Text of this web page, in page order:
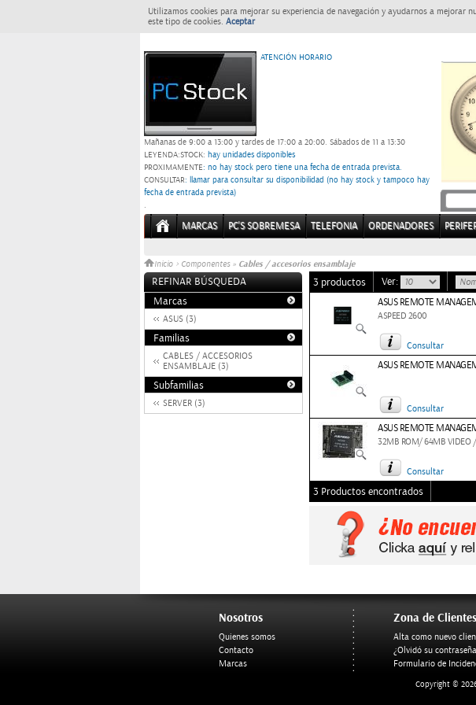
Utilizamos cookies para mejorar su experiencia de navegación y ayudarnos a
este tipo de cookies. Aceptar
ATENCIÓN HORARIO
Mañanas de 9:00 a 13:00 y tardes de 17:00 a 20:00. Sábados de 11 a 13:30
LEYENDA:STOCK: hay unidades disponibles
PROXIMAMENTE: no hay stock pero tiene una fecha de entrada prevista.
CONSULTAR: llamar para consultar su disponibilidad (no hay stock y tampoco hay
fecha de entrada prevista)
.
MARCAS PC'S SOBREMESA TELEFONIA ORDENADORES
Inicio > Componentes » Cables / accesorios ensamblaje
REFINAR BÚSQUEDA
Marcas
ASUS (3)
Familias
CABLES / ACCESORIOS
ENSAMBLAJE (3)
Subfamilias
SERVER (3)
3 productos Ver:
ASUS REMOTE
ASPEED 2600
Consultar
ASUS REMOTE
Consultar
ASUS REMOTE
32MB ROM/ 64MB VIDEO
Consultar
3 Productos encontrados
Nosotros
Quienes somos
Contacto
Marcas
Zona de Clientes
Alta como nuevo
¿Olvidó su
Formulario de
Copyright ©